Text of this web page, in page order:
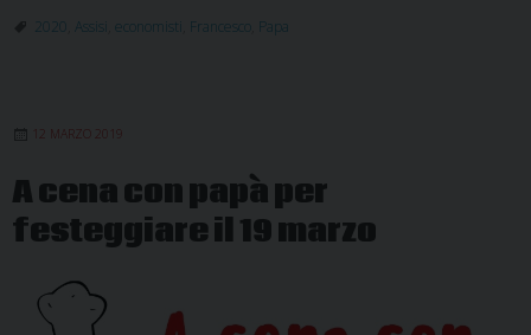
2020 Assisi economisti Francesco Papa
12 MARZO 2019
A cena con papà per
festeggiare il 19 marzo